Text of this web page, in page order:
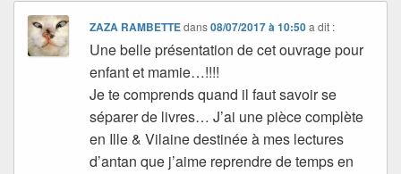
ZAZA RAMBETTEdans08/07/2017 à 10:50 a dit :
Une belle présentation de cet ouvrage pour
enfant et mamie…!!!!
Je te comprends quand il faut savoir se
séparer de livres… J’ai une pièce complète
en Ille & Vilaine destinée à mes lectures
d’antan que j’aime reprendre de temps en